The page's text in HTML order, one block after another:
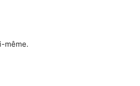
même.